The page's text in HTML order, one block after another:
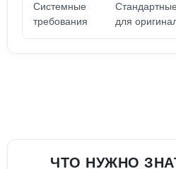
Системные
требования
Стандартные
для
ЧТО НУЖНО